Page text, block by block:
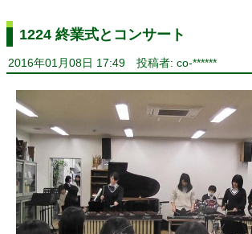
1224 終業式とコンサート
2016年01月08日 17:49 投稿者: co-******